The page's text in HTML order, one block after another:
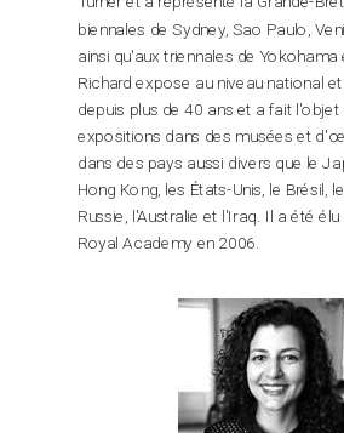
biennales de Sydney, Sao Paulo,
ainsi qu'aux triennales de Yokohama
Richard expose au niveau national
depuis plus de 40 ans et a fait
expositions dans des musées et
dans des pays aussi divers que le
Hong Kong, les États-Unis, le Brésil,
Russie, l'Australie et l'Iraq. Il a été
Royal Academy en 2006.